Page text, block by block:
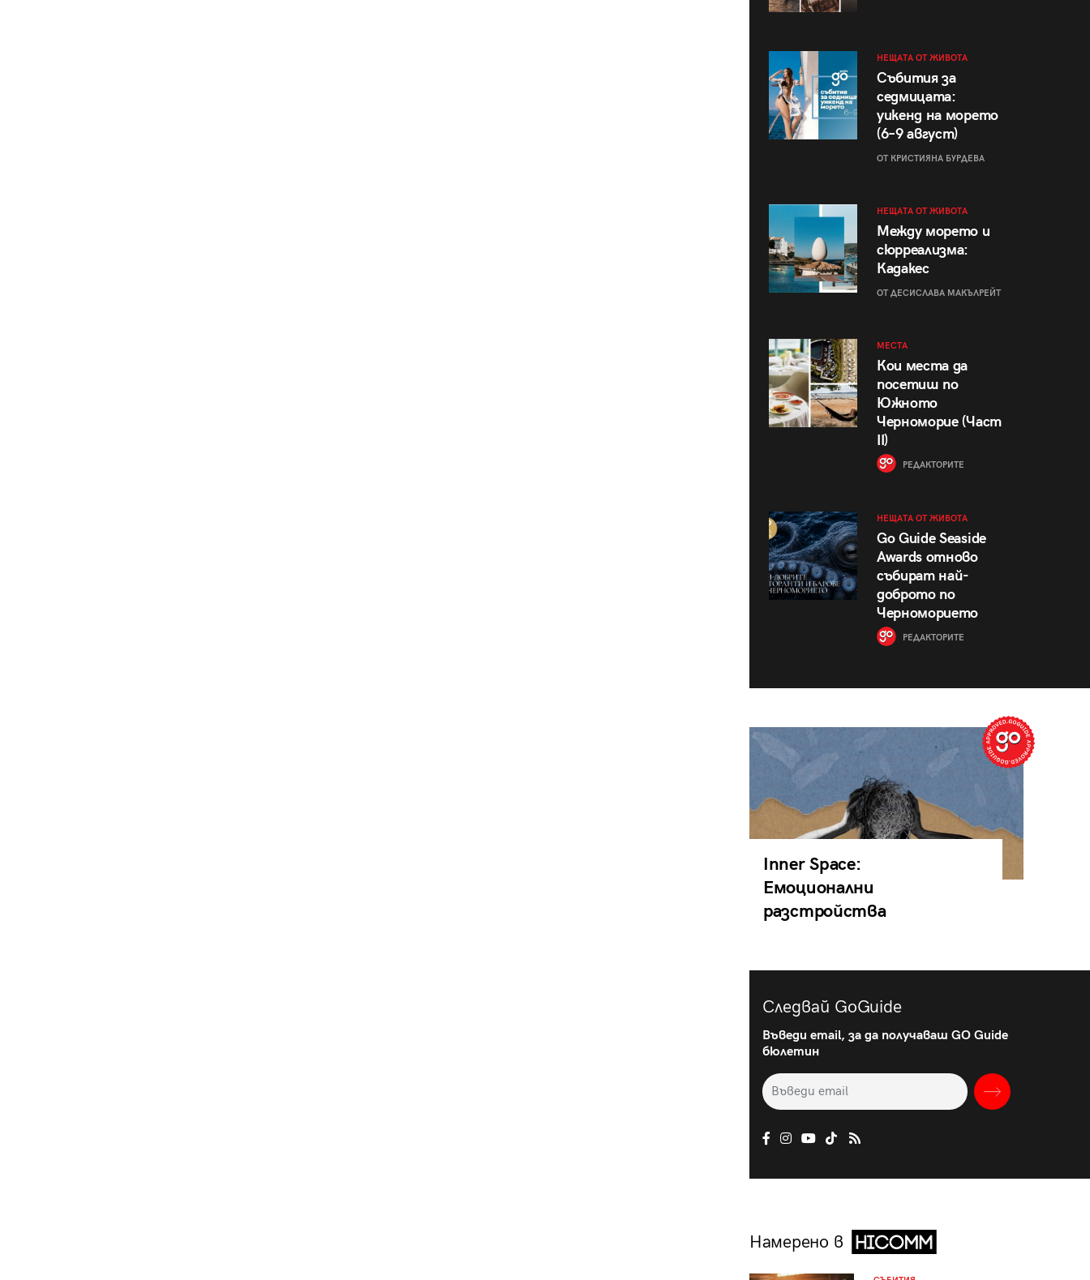
НЕЩАТА ОТ ЖИВОТА
Събития за
седмицата:
уикенд на морето
(6–9 август)
ОТ КРИСТИЯНА БУРДЕВА
НЕЩАТА ОТ ЖИВОТА
Между морето и
сюрреализма:
Кадакес
ОТ ДЕСИСЛАВА МАКЪЛРЕЙТ
МЕСТА
Кои места да
посетиш по
Южното
Черноморие (Част
II)
РЕДАКТОРИТЕ
НЕЩАТА ОТ ЖИВОТА
Go Guide Seaside
Awards отново
събират най-
доброто по
Черноморието
РЕДАКТОРИТЕ
Inner Space:
Емоционални
разстройства
Следвай GoGuide
Въведи email, за да получаваш GO Guide
бюлетин
Намерено в